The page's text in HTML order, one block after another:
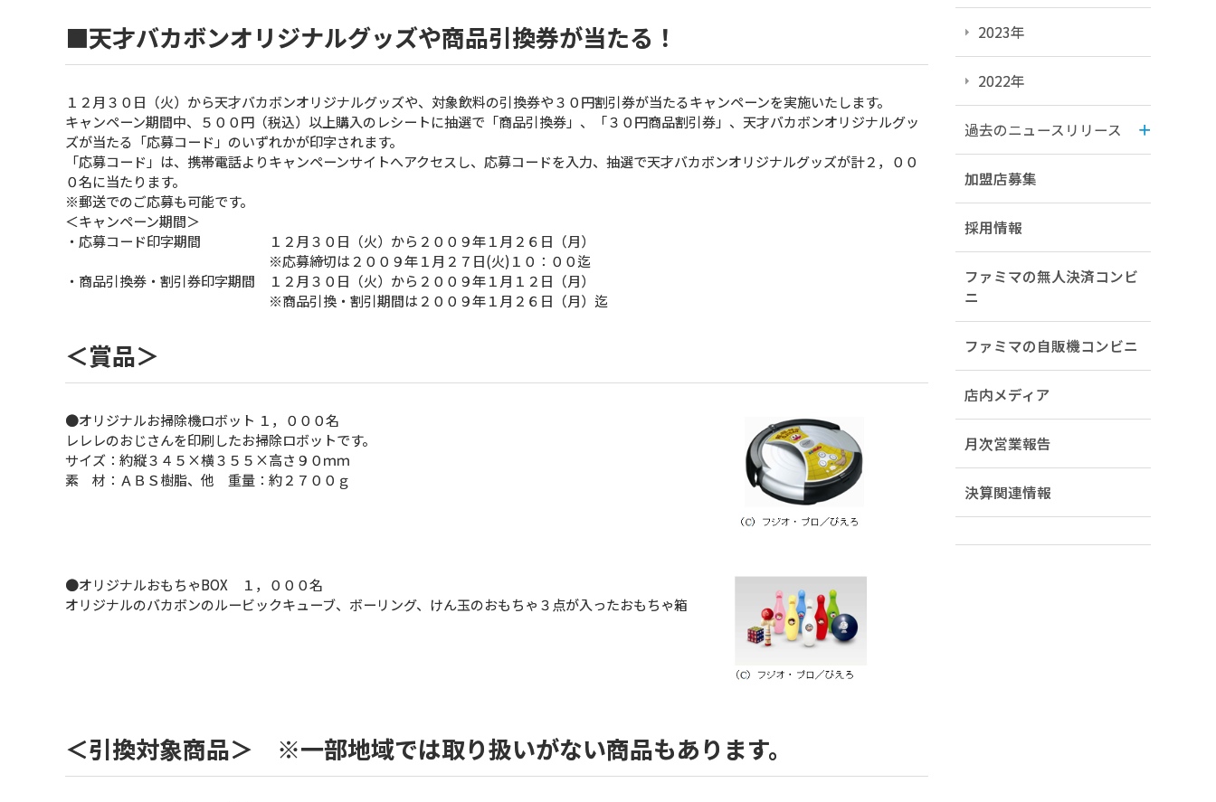
■天才バカボンオリジナルグッズや商品引換券が当たる！
１２月３０日（火）から天才バカボンオリジナルグッズや、対象飲料の引換券や３０円割引券が当たるキャンペーンを実施いたします。
キャンペーン期間中、５００円（税込）以上購入のレシートに抽選で「商品引換券」、「３０円商品割引券」、天才バカボンオリジナルグッ
ズが当たる「応募コード」のいずれかが印字されます。
「応募コード」は、携帯電話よりキャンペーンサイトへアクセスし、応募コードを入力、抽選で天才バカボンオリジナルグッズが計２，００
０名に当たります。
※郵送でのご応募も可能です。
＜キャンペーン期間＞
・応募コード印字期間 １２月３０日（火）から２００９年１月２６日（月）
※応募締切は２００９年１月２７日(火)１０：００迄
・商品引換券・割引券印字期間 １２月３０日（火）から２００９年１月１２日（月）
※商品引換・割引期間は２００９年１月２６日（月）迄
＜賞品＞
●オリジナルお掃除機ロボット １，０００名
レレレのおじさんを印刷したお掃除ロボットです。
サイズ：約縦３４５×横３５５×高さ９０ｍｍ
素 材：ＡＢＳ樹脂、他 重量：約２７００ｇ
●オリジナルおもちゃBOX １，０００名
オリジナルのバカボンのルービックキューブ、ボーリング、けん玉のおもちゃ３点が入ったおもちゃ箱
＜引換対象商品＞ ※一部地域では取り扱いがない商品もあります。
2023年
2022年
過去のニュースリリース
加盟店募集
採用情報
ファミマの無人決済コンビ
ニ
ファミマの自販機コンビニ
店内メディア
月次営業報告
決算関連情報